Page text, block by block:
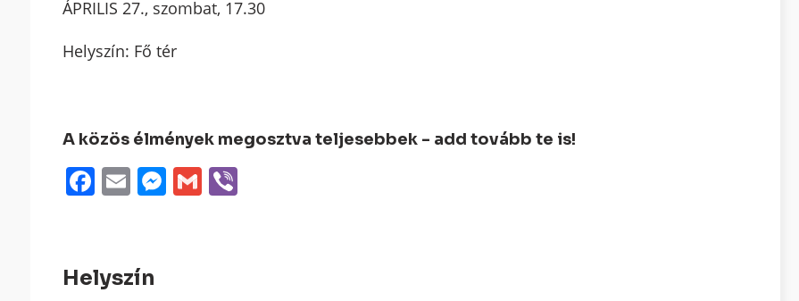
ÁPRILIS 27., szombat, 17.30
Helyszín: Fő tér
A közös élmények megosztva teljesebbek - add tovább te is!
Facebook
EmailMessenger
GmailViber
Helyszín